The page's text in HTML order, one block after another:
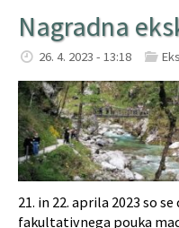
Nagradna
26. 4. 2023 - 13:18
21. in 22. aprila 2023 so
fakultativnega pouka